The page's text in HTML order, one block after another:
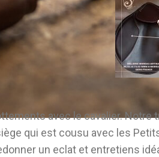
avec le cavalier. Notre
qui est cousu avec les
un eclat et entretiens